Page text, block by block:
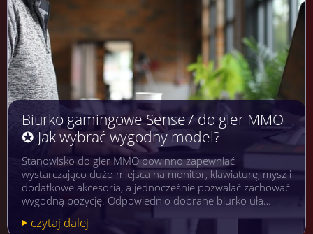
Biurko gamingowe Sense7 do gier MMO
✪ Jak wybrać wygodny model?
Stanowisko do gier MMO powinno zapewniać
wystarczająco dużo miejsca na monitor, klawiaturę, mysz i
dodatkowe akcesoria, a jednocześnie pozwalać zachować
wygodną pozycję. Odpowiednio dobrane biurko uła…
czytaj dalej